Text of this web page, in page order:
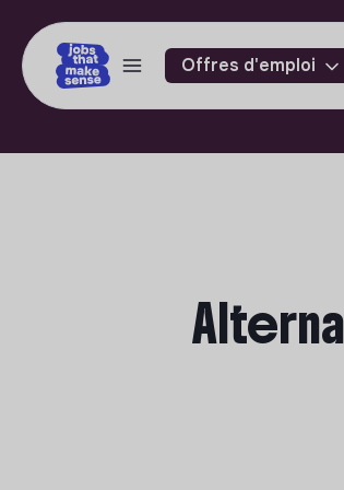
Offres d'emploi